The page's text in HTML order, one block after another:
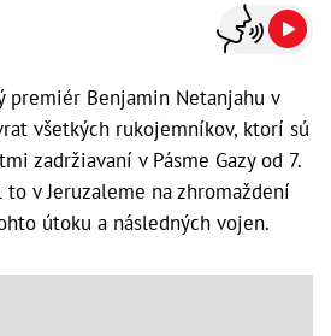
premiér Benjamin Netanjahu v
všetkých rukojemníkov, ktorí sú
zadržiavaní v Pásme Gazy od 7.
v Jeruzaleme na zhromaždení
útoku a následných vojen.